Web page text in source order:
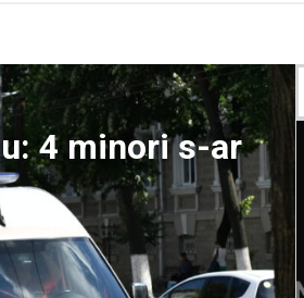
4 minori s-ar